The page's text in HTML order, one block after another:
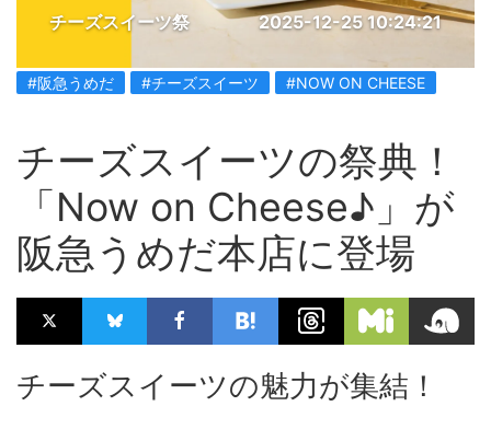
チーズスイーツ祭 2025-12-25 10:24:21
#阪急うめだ #チーズスイーツ #NOW ON CHEESE
チーズスイーツの祭典！
「Now on Cheese♪」が
阪急うめだ本店に登場
チーズスイーツの魅力が集結！